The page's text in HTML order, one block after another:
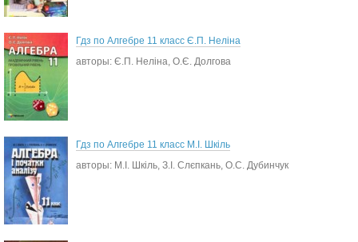
Гдз по Алгебре 11 класс Є.П. Неліна
авторы: Є.П. Неліна, О.Є. Долгова
Гдз по Алгебре 11 класс М.І. Шкіль
авторы: М.І. Шкіль, З.І. Слєпкань, О.С. Дубинчук